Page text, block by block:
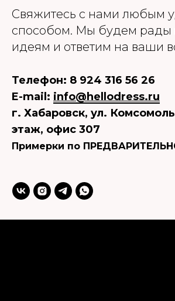
Cвяжитесь с нами любым
способом. Мы будем рады
идеям и ответим на ваши
Телефон: 8 924 316 56 26
E-mail: info@hellodress.ru
г. Хабаровск, ул.
этаж, офис 307
Примерки по